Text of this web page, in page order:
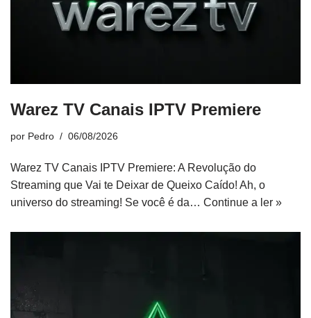
Warez TV Canais IPTV Premiere
por Pedro 06/08/2026
Warez TV Canais IPTV Premiere: A Revolução do
Streaming que Vai te Deixar de Queixo Caído! Ah, o
universo do streaming! Se você é da… Continue a ler »